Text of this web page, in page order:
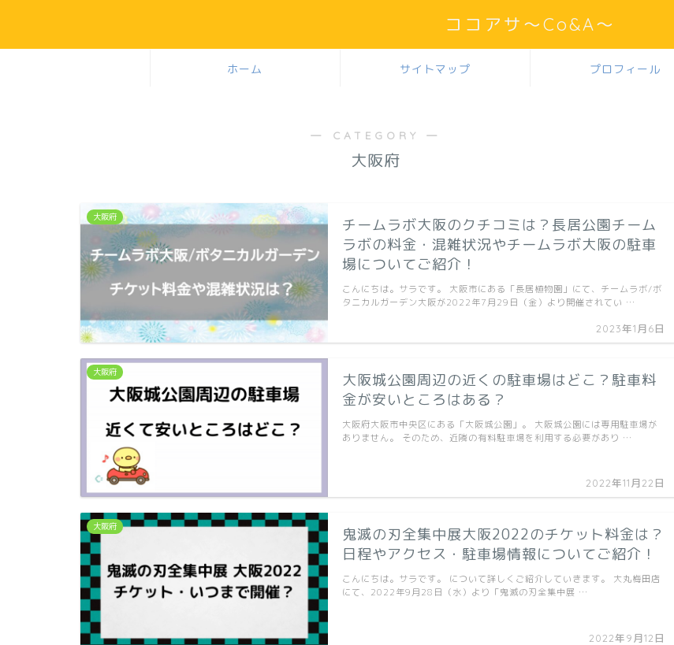
ココアサ～Co&A～
ホーム サイトマップ プロフィール
― CATEGORY ―
大阪府
大阪府
チームラボ大阪のクチコミは？長居公園チーム
ラボの料金・混雑状況やチームラボ大阪の駐車
場についてご紹介！
2023年1月6日
こんにちは。サラです。 大阪市にある「長居植物園」にて、チームラボ/ボ
タニカルガーデン大阪が2022年7月29日（金）より開催されてい …
大阪府
大阪城公園周辺の近くの駐車場はどこ？駐車料
金が安いところはある？
2022年11月22日
大阪府大阪市中央区にある「大阪城公園」。 大阪城公園には専用駐車場が
ありません。 そのため、近隣の有料駐車場を利用する必要があり …
大阪府
鬼滅の刃全集中展大阪2022のチケット料金は？
日程やアクセス・駐車場情報についてご紹介！
2022年9月12日
こんにちは。サラです。 について詳しくご紹介していきます。 大丸梅田店
にて、2022年9月28日（水）より「鬼滅の刃全集中展 …